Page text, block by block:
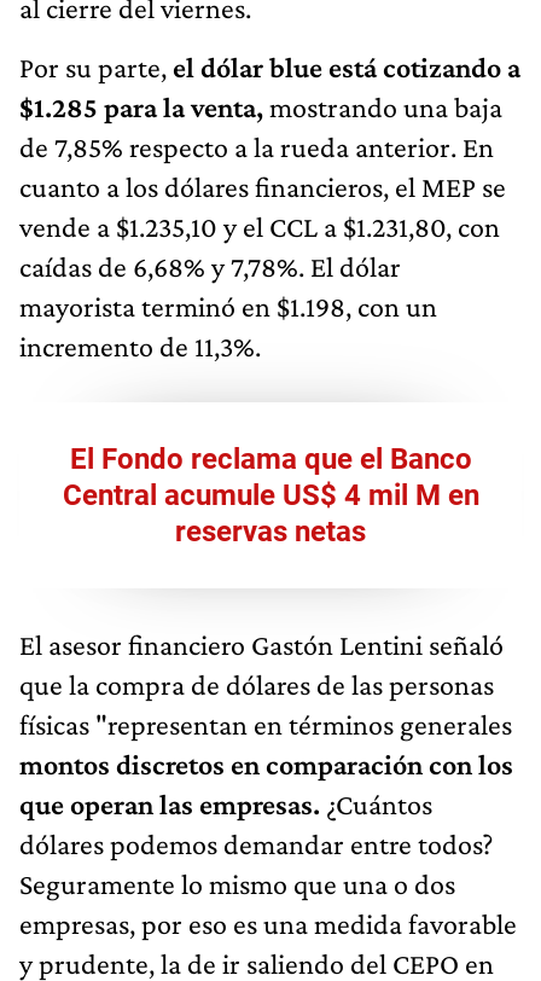
al cierre del viernes.
Por su parte, el dólar blue está cotizando a
$1.285 para la venta,mostrando una baja
de 7,85% respecto a la rueda anterior. En
cuanto a los dólares financieros, el MEP se
vende a $1.235,10 y el CCL a $1.231,80, con
caídas de 6,68% y 7,78%. El dólar
mayorista terminó en $1.198, con un
incremento de 11,3%.
El Fondo reclama que el Banco
Central acumule US$ 4 mil M en
reservas netas
El asesor financiero Gastón Lentini señaló
que la compra de dólares de las personas
físicas "representan en términos generales
montos discretos en comparación con los
que operan las empresas. ¿Cuántos
dólares podemos demandar entre todos?
Seguramente lo mismo que una o dos
empresas, por eso es una medida favorable
y prudente, la de ir saliendo del CEPO en